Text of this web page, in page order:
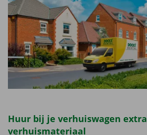
Huur bij je verhuiswagen extra
verhuismateriaal